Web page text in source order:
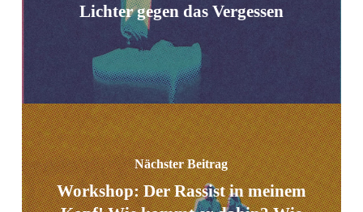
Lichter gegen das Vergessen
Nächster Beitrag
Workshop: Der Rassist in meinem